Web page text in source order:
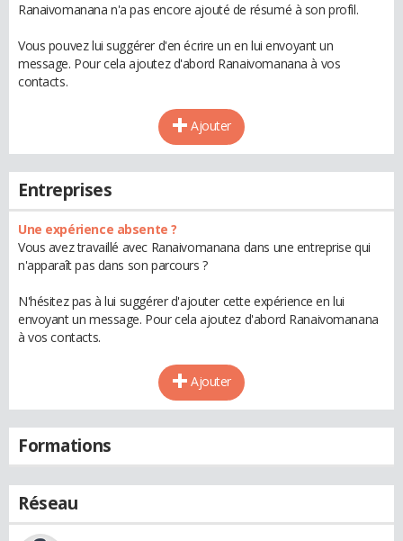
Ranaivomanana n'a pas encore ajouté de résumé à son profil.
Vous pouvez lui suggérer d'en écrire un en lui envoyant un
message. Pour cela ajoutez d'abord Ranaivomanana à vos
contacts.
Ajouter
Entreprises
Une expérience absente ?
Vous avez travaillé avec Ranaivomanana dans une entreprise qui
n'apparaît pas dans son parcours ?
N'hésitez pas à lui suggérer d'ajouter cette expérience en lui
envoyant un message. Pour cela ajoutez d'abord Ranaivomanana
à vos contacts.
Ajouter
Formations
Réseau